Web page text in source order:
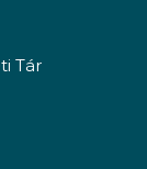
Tár